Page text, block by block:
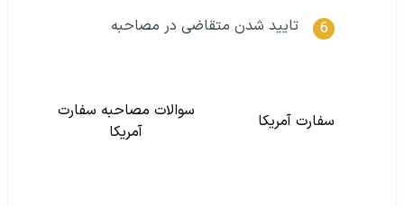
تایید شدن متقاضی در مصاحبه
سفارت آمریکا
سوالات مصاحبه سفارت
آمریکا